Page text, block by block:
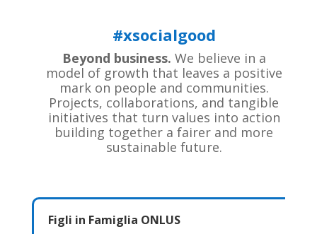
#xsocialgood
Beyond business. We believe in a
model of growth that leaves a positive
mark on people and communities.
Projects, collaborations, and tangible
initiatives that turn values into action
building together a fairer and more
sustainable future.
Figli in Famiglia ONLUS